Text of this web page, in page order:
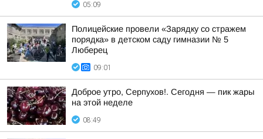
05:09
Полицейские провели «Зарядку со стражем
порядка» в детском саду гимназии № 5
Люберец
09:01
Доброе утро, Серпухов!. Сегодня — пик жары
на этой неделе
08:49